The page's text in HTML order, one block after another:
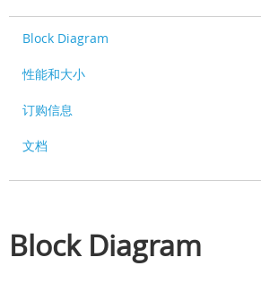
Block Diagram
性能和大小
订购信息
文档
Block Diagram